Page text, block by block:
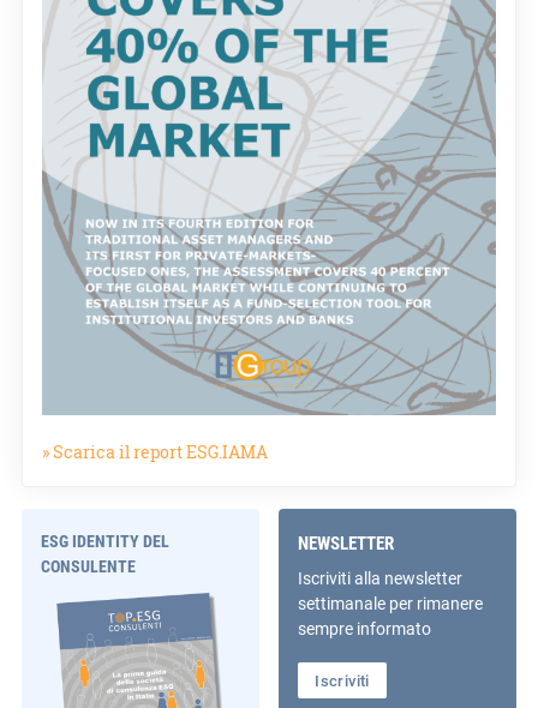
» Scarica il report ESG.IAMA
ESG IDENTITY DEL
CONSULENTE
NEWSLETTER
Iscriviti alla newsletter
settimanale per rimanere
sempre informato
Iscriviti